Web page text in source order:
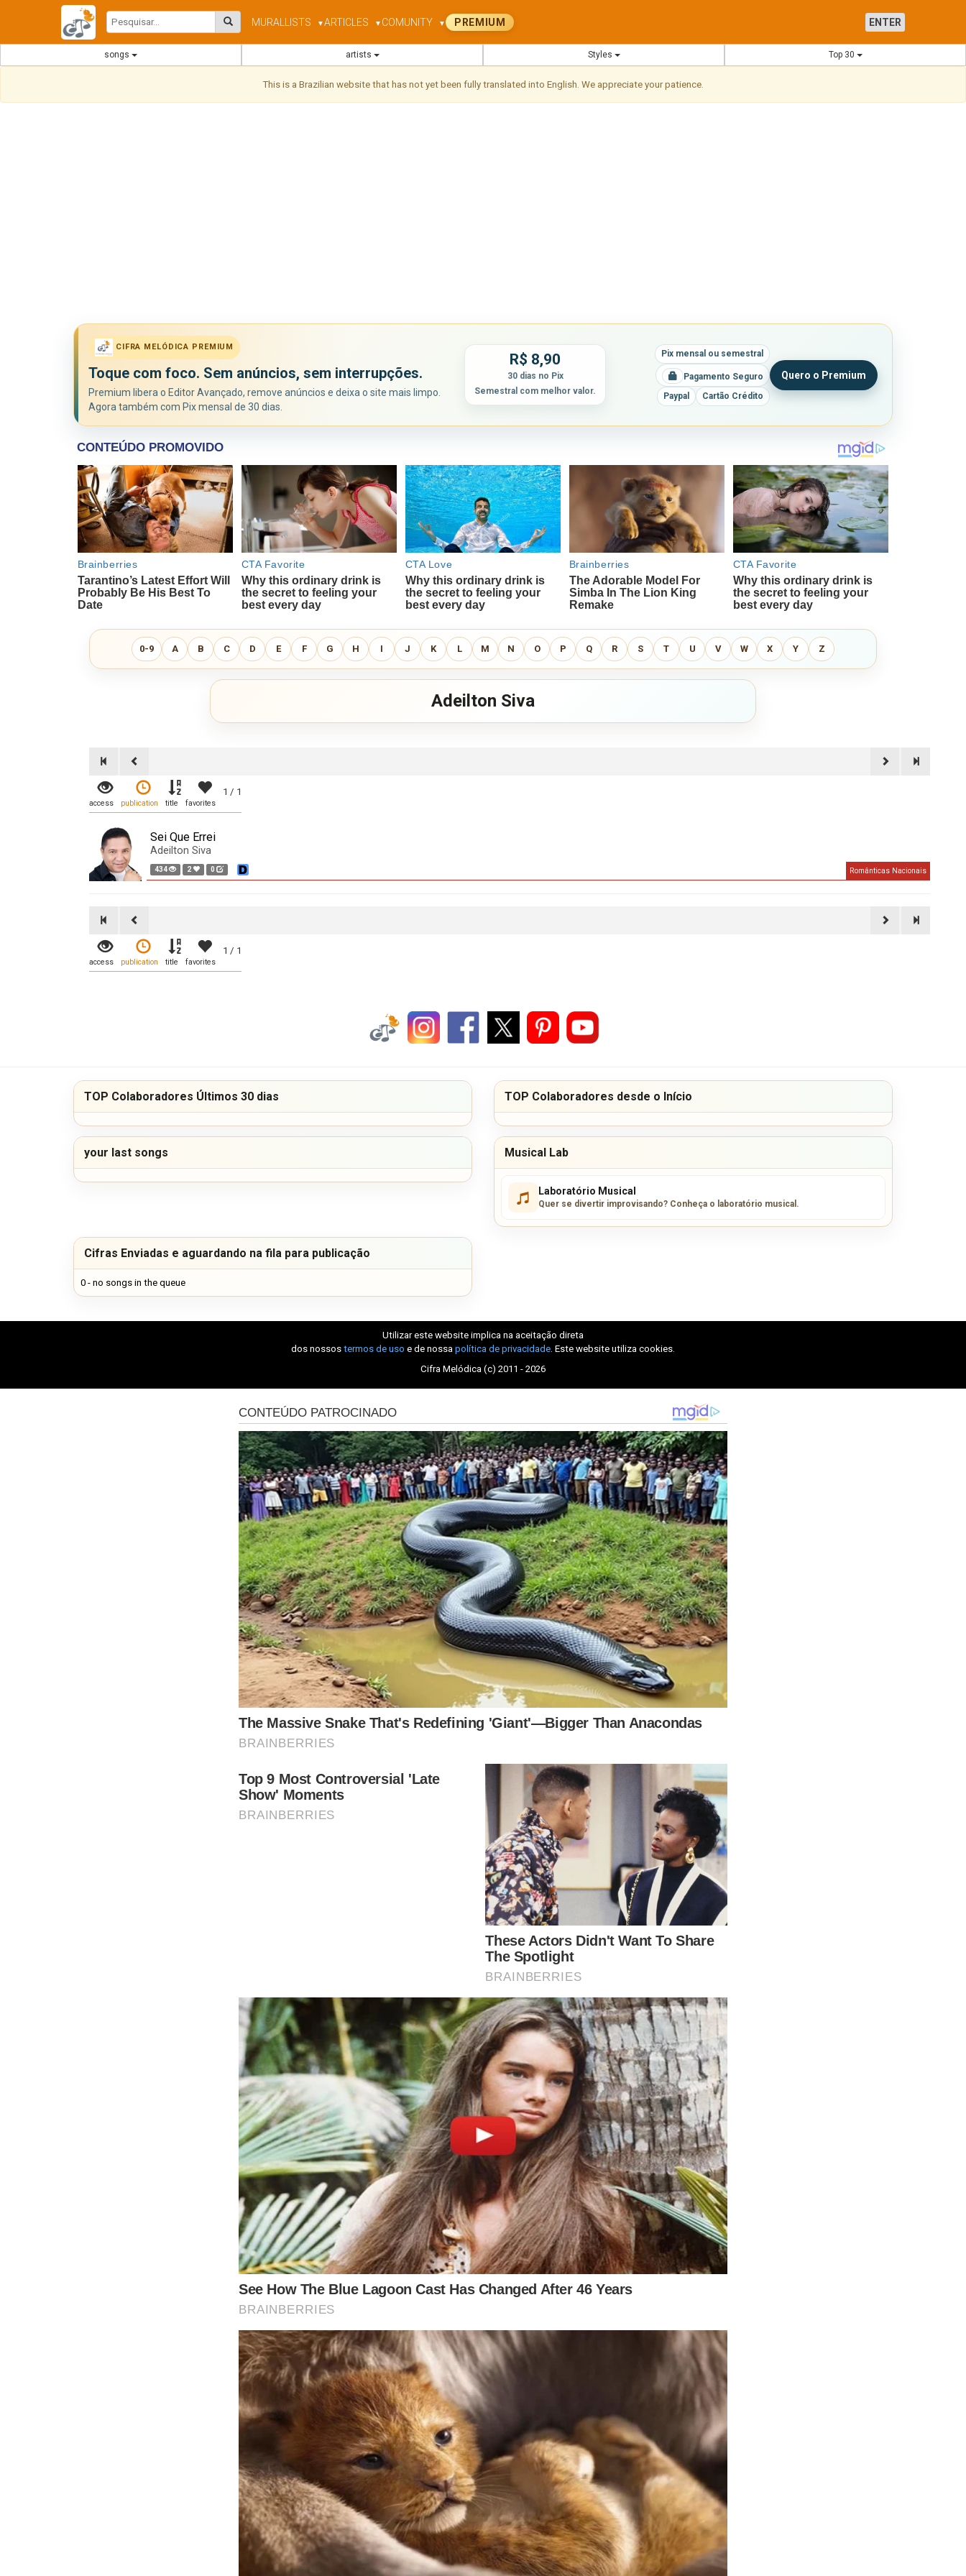
MURAL LISTS ▼ARTICLES ▼ COMUNITY ▼ PREMIUM ENTER
songs artists Styles Top 30
This is a Brazilian website that has not yet been fully translated into English. We appreciate your patience.
CIFRA MELÓDICA PREMIUM
Toque com foco. Sem anúncios, sem interrupções.
Premium libera o Editor Avançado, remove anúncios e deixa o site mais limpo.
Agora também com Pix mensal de 30 dias.
R$ 8,90
30 dias no Pix
Semestral com melhor valor.
Pix mensal ou semestral
Pagamento Seguro
Paypal
Cartão Crédito
Quero o Premium
0-9 A B C D E F G H I J K L M N O P Q R S T U V W X Y Z
Adeilton Siva
1 / 1
access publication title favorites
Sei Que Errei
Adeilton Siva
434 2 0 Românticas Nacionais
1 / 1
access publication title favorites
TOP Colaboradores Últimos 30 dias TOP Colaboradores desde o Início
your last songs Musical Lab
Laboratório Musical
Quer se divertir improvisando? Conheça o laboratório musical.
Cifras Enviadas e aguardando na fila para publicação
0 - no songs in the queue
Utilizar este website implica na aceitação direta
dos nossos termos de uso e de nossa política de privacidade. Este website utiliza cookies.
Cifra Melódica (c) 2011 - 2026